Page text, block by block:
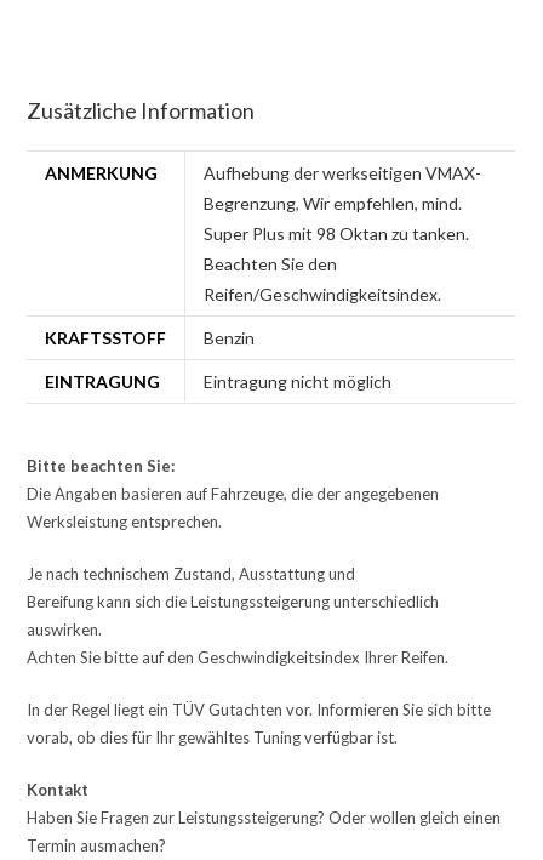
Zusätzliche Information
ANMERKUNG
Aufhebung der werkseitigen VMAX-
Begrenzung,Wir empfehlen, mind.
Super Plus mit 98 Oktan zu tanken.
Beachten Sie den
Reifen/Geschwindigkeitsindex.
KRAFTSSTOFF Benzin
EINTRAGUNG Eintragung nicht möglich
Bitte beachten Sie:
Die Angaben basieren auf Fahrzeuge, die der angegebenen
Werksleistung entsprechen.
Je nach technischem Zustand, Ausstattung und
Bereifung kann sich die Leistungssteigerung unterschiedlich
auswirken.
Achten Sie bitte auf den Geschwindigkeitsindex Ihrer Reifen.
In der Regel liegt ein TÜV Gutachten vor. Informieren Sie sich bitte
vorab, ob dies für Ihr gewähltes Tuning verfügbar ist.
Kontakt
Haben Sie Fragen zur Leistungssteigerung? Oder wollen gleich einen
Termin ausmachen?